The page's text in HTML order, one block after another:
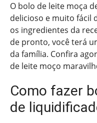
O bolo de leite moça
delicioso e muito fácil
os ingredientes da
de pronto, você terá
da família. Confira
de leite moço
Como fazer
de